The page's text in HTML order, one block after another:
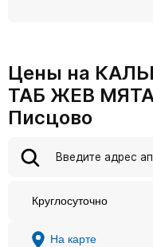
Цены на
ТАБ ЖЕВ МЯТА
Писцово
Круглосуточно
На карте